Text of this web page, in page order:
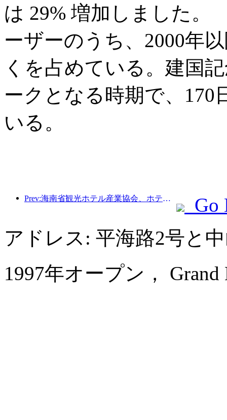
は 29% 増加しました。
ーザーのうち、2000年
くを占めている。建国
ークとなる時期で、170
いる。
Prev:海南省観光ホ​​テル産業協会、ホテルを被災住民の一時的な避難所にすることを提案
Go
アドレス: 平海路2号と
1997年オープン， Grand